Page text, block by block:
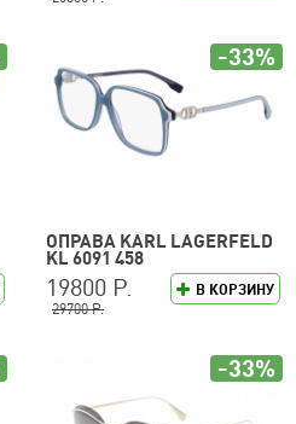
ОПРАВА KARL LAGERFELD
KL 6091 458
В КОРЗИНУ
19800 Р.
29700 Р.
-33%
-33%